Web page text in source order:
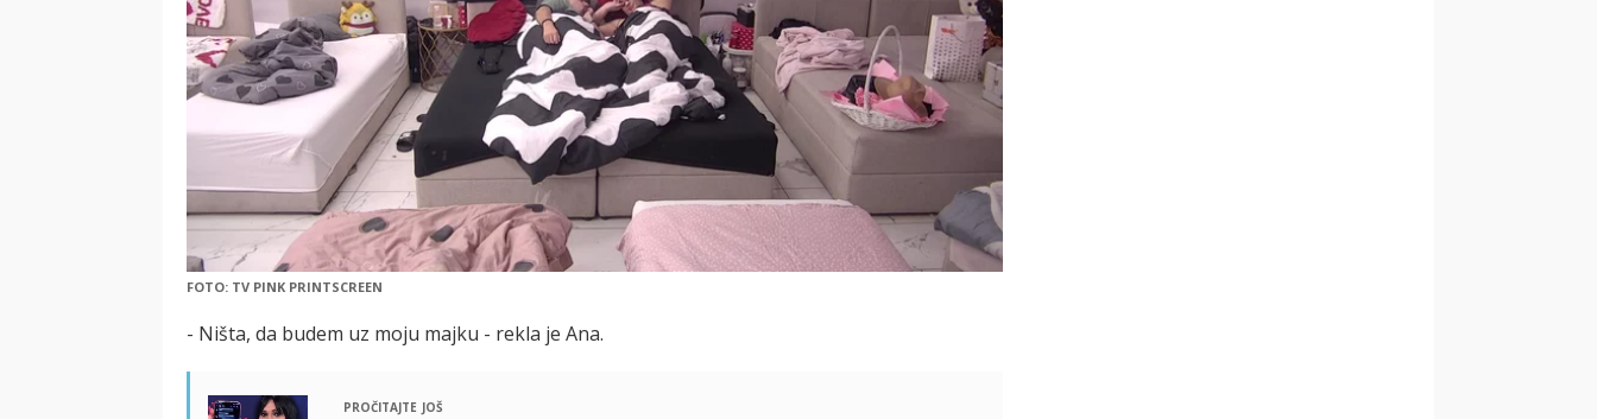
FOTO: TV PINK PRINTSCREEN
- Ništa, da budem uz moju majku - rekla je Ana.
pročitajte još